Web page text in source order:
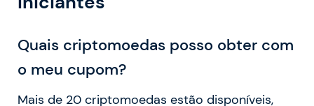
Quais criptomoedas posso obter com
o meu cupom?
Mais de 20 criptomoedas estão disponíveis,